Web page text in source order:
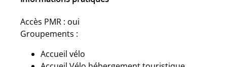
Accès PMR : oui
Groupements :
Accueil vélo